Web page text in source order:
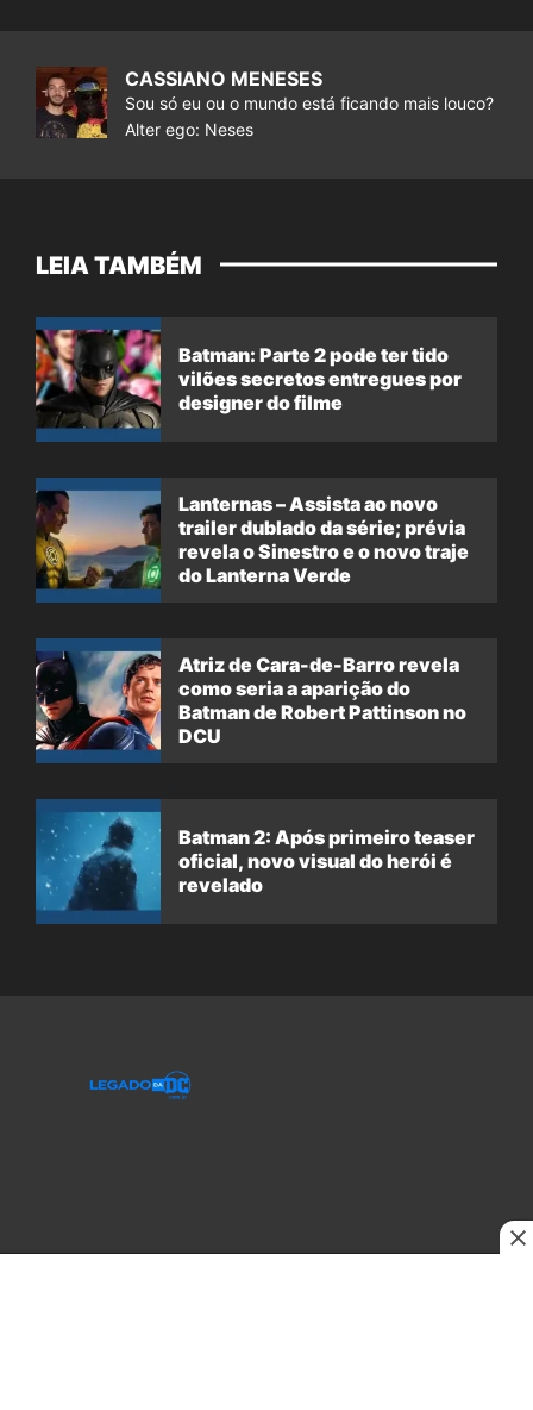
CASSIANO MENESES
Sou só eu ou o mundo está ficando mais louco?
Alter ego: Neses
LEIA TAMBÉM
Batman: Parte 2 pode ter tido
vilões secretos entregues por
designer do filme
Lanternas – Assista ao novo
trailer dublado da série; prévia
revela o Sinestro e o novo traje
do Lanterna Verde
Atriz de Cara-de-Barro revela
como seria a aparição do
Batman de Robert Pattinson no
DCU
Batman 2: Após primeiro teaser
oficial, novo visual do herói é
revelado